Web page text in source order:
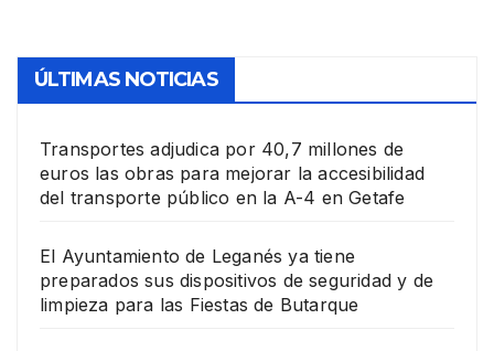
ÚLTIMAS NOTICIAS
Transportes adjudica por 40,7 millones de
euros las obras para mejorar la accesibilidad
del transporte público en la A-4 en Getafe
El Ayuntamiento de Leganés ya tiene
preparados sus dispositivos de seguridad y de
limpieza para las Fiestas de Butarque